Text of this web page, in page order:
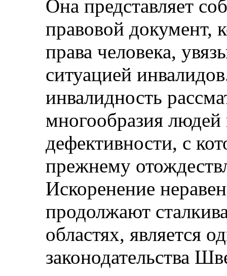
Она представляет
правовой документ,
права человека,
ситуацией
инвалидность
многообразия людей
дефективности, с
прежнему
Искоренение
продолжают
областях, является
законодательства